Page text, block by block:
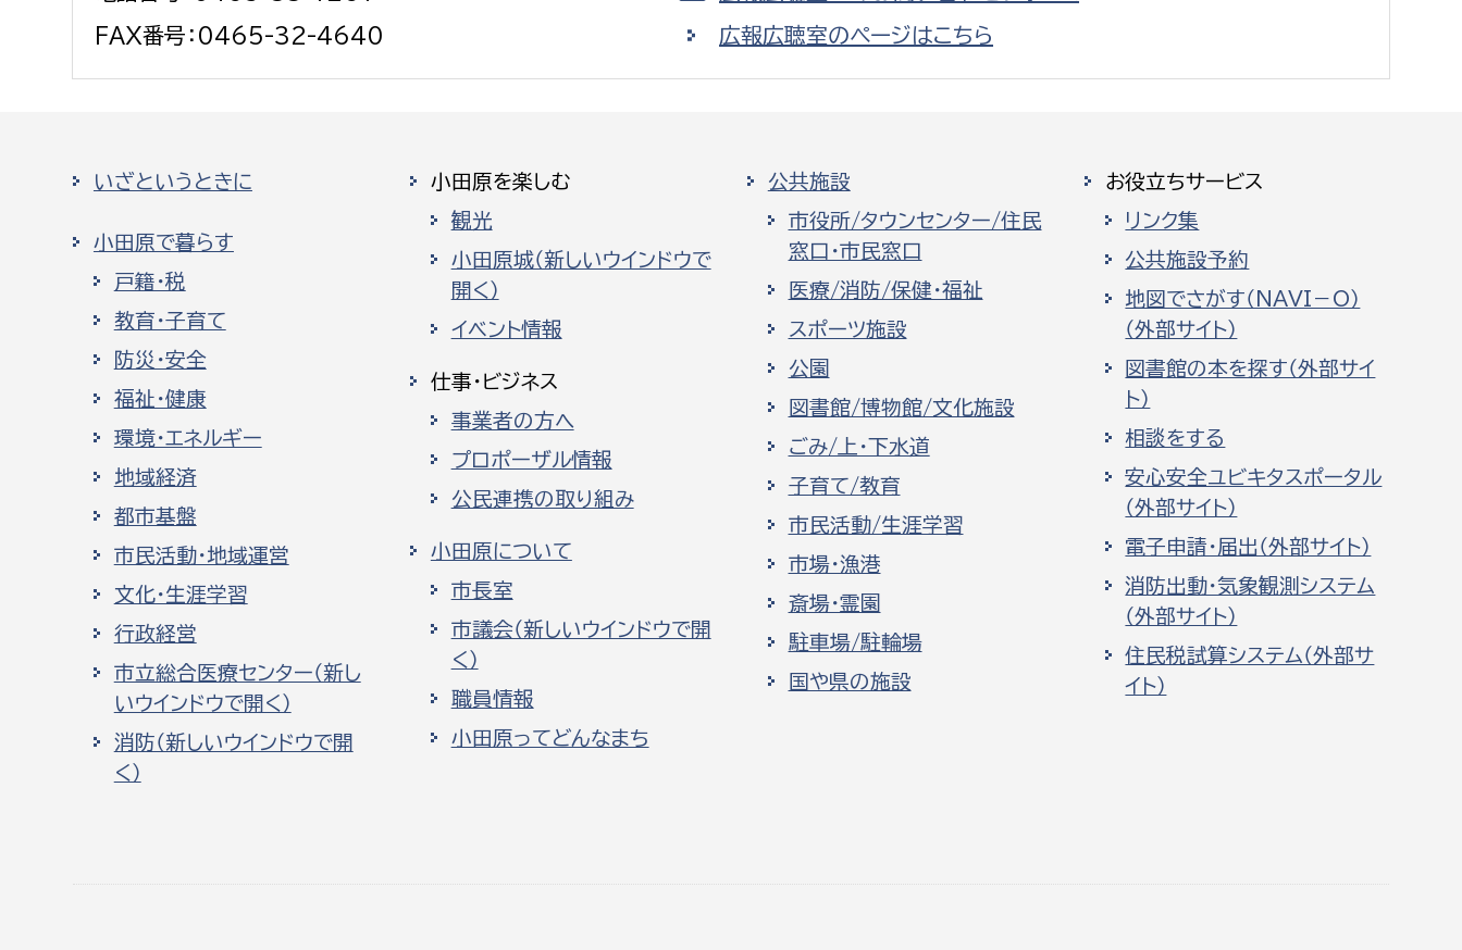
FAX番号：0465-32-4640
広報広聴室のページはこちら
いざというときに
小田原で暮らす
戸籍・税
教育・子育て
防災・安全
福祉・健康
環境・エネルギー
地域経済
都市基盤
市民活動・地域運営
文化・生涯学習
行政経営
市立総合医療センター（新し
いウインドウで開く）
消防（新しいウインドウで開
く）
小田原を楽しむ
観光
小田原城（新しいウインドウで
開く）
イベント情報
仕事・ビジネス
事業者の方へ
プロポーザル情報
公民連携の取り組み
小田原について
市長室
市議会（新しいウインドウで開
く）
職員情報
小田原ってどんなまち
公共施設
市役所/タウンセンター/住民
窓口・市民窓口
医療/消防/保健・福祉
スポーツ施設
公園
図書館/博物館/文化施設
ごみ/上・下水道
子育て/教育
市民活動/生涯学習
市場・漁港
斎場・霊園
駐車場/駐輪場
国や県の施設
お役立ちサービス
リンク集
公共施設予約
地図でさがす（NAVI－O）
（外部サイト）
図書館の本を探す（外部サイ
ト）
相談をする
安心安全ユビキタスポータル
（外部サイト）
電子申請・届出（外部サイト）
消防出動・気象観測システム
（外部サイト）
住民税試算システム（外部サ
イト）